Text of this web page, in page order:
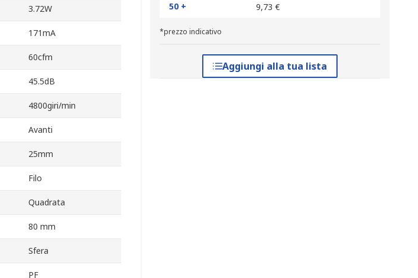
50 +
9,73 €
*prezzo indicativo
Aggiungi alla tua lista
3.72W
171mA
60cfm
45.5dB
4800giri/min
Avanti
25mm
Filo
Quadrata
80 mm
Sfera
PF